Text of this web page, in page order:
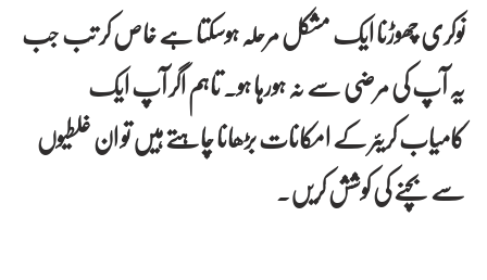
نوکری چھوڑنا ایک مشکل مرحلہ ہوسکتا ہے خاص کر تب جب
یہ آپ کی مرضی سے نہ ہورہا ہو۔ تاہم اگر آپ ایک
کامیاب کریئر کے امکانات بڑھانا چاہتے ہیں تو ان غلطیوں
سے بچنے کی کوشش کریں۔